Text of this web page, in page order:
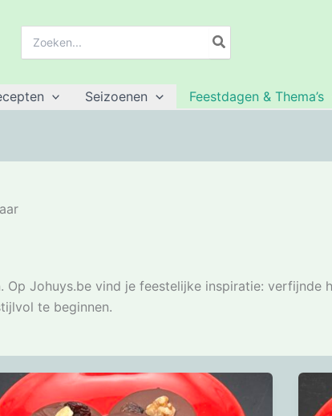
Seizoenen Feestdagen & Thema’s
Johuys.be vind je feestelijke inspiratie: verfijnde
te beginnen.